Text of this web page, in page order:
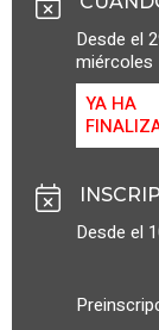
Desde el
miércoles
YA HA
Desde el